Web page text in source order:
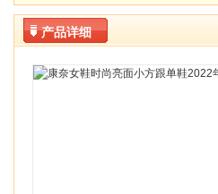
产品详细